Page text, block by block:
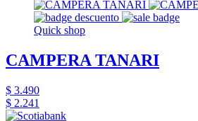
Quick shop
CAMPERA TANARI
$ 3.490
$ 2.241